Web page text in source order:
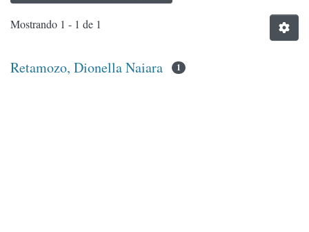
Mostrando 1 - 1 de 1
Retamozo, Dionella Naiara 1